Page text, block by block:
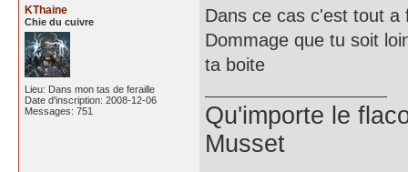
KThaine
Chie du cuivre
Lieu: Dans mon tas de feraille
Date d'inscription: 2008-12-06
Messages: 751
Dans ce cas c'est tout
Dommage que tu soit
ta boite
Qu'importe le
Musset